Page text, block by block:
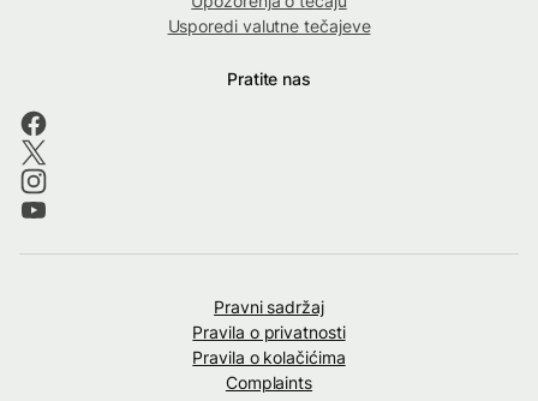
Usporedi valutne tečajeve
Pratite nas
Pravni sadržaj
Pravila o privatnosti
Pravila o kolačićima
Complaints